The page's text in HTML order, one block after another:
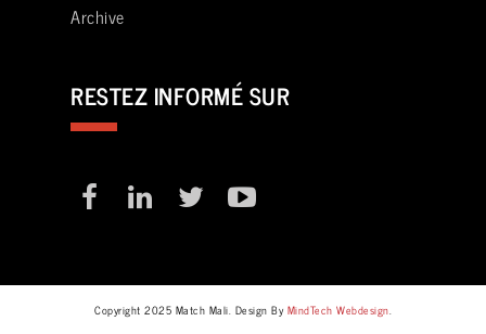
Archive
RESTEZ INFORMÉ SUR
Copyright 2025 Match Mali. Design By MindTech Webdesign.